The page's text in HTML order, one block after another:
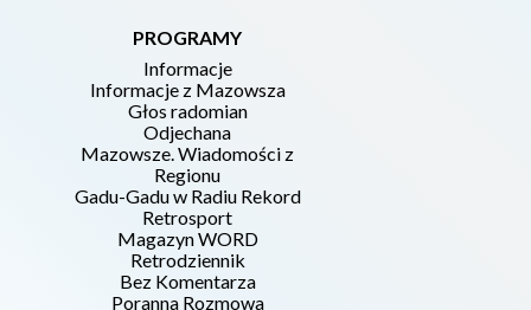
PROGRAMY
Informacje
Informacje z Mazowsza
Głos radomian
Odjechana
Mazowsze. Wiadomości z
Regionu
Gadu-Gadu w Radiu Rekord
Retrosport
Magazyn WORD
Retrodziennik
Bez Komentarza
Poranna Rozmowa